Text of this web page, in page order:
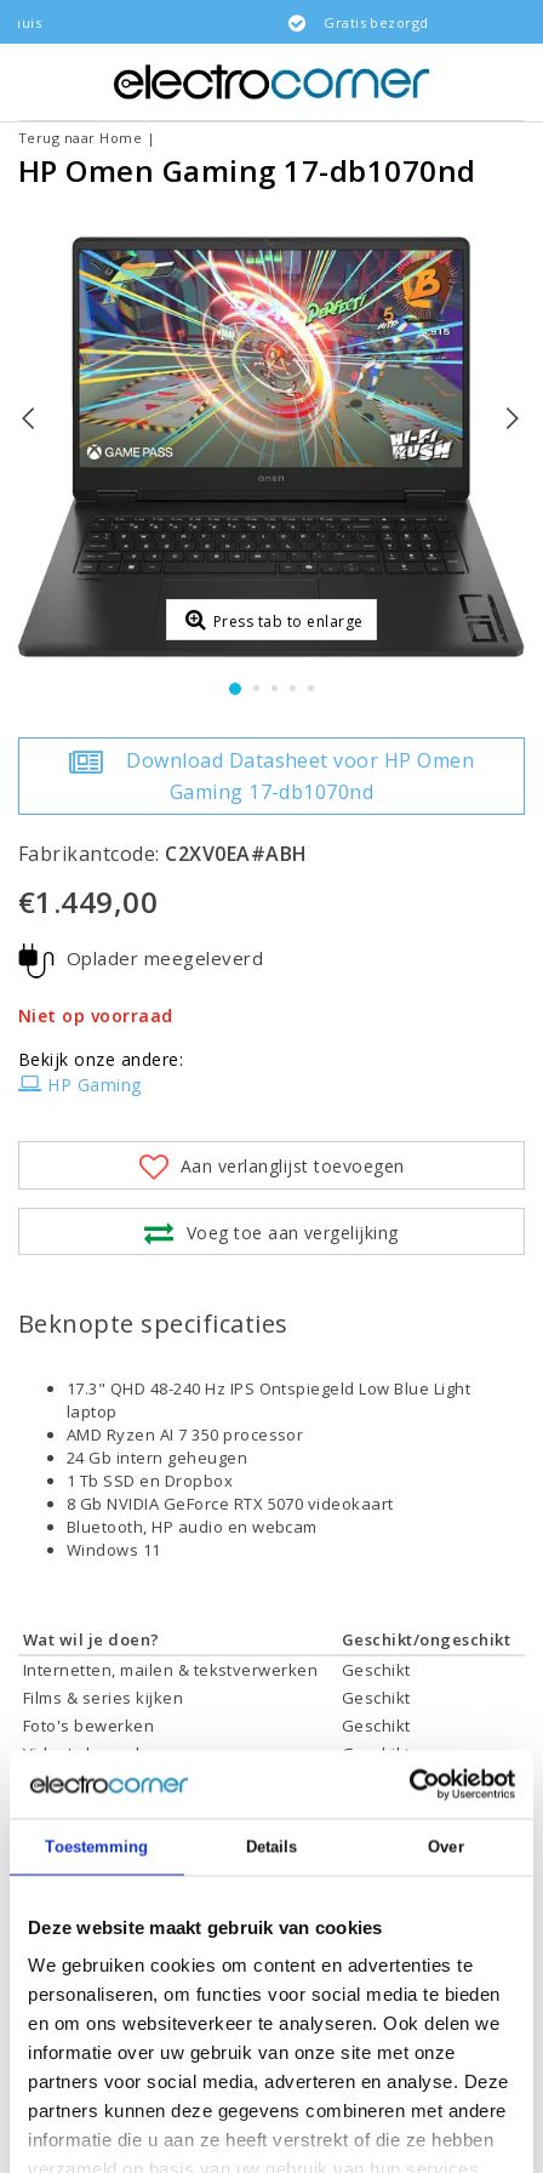
Toestemming Details Over
Deze website maakt gebruik van cookies
We gebruiken cookies om content en advertenties te
personaliseren, om functies voor social media te bieden
en om ons websiteverkeer te analyseren. Ook delen we
informatie over uw gebruik van onze site met onze
partners voor social media, adverteren en analyse. Deze
partners kunnen deze gegevens combineren met andere
informatie die u aan ze heeft verstrekt of die ze hebben
verzameld op basis van uw gebruik van hun services.
Gratis bezorgd
Terug naar Home |
HP Omen Gaming 17-db1070nd
Press tab to enlarge
Download Datasheet voor HP Omen
Gaming 17-db1070nd
Fabrikantcode: C2XV0EA#ABH
€1.449,00
Oplader meegeleverd
Niet op voorraad
Bekijk onze andere:
HP Gaming
Aan verlanglijst toevoegen
Voeg toe aan vergelijking
Beknopte specificaties
17.3" QHD 48-240 Hz IPS Ontspiegeld Low Blue Light
laptop
AMD Ryzen AI 7 350 processor
24 Gb intern geheugen
1 Tb SSD en Dropbox
8 Gb NVIDIA GeForce RTX 5070 videokaart
Bluetooth, HP audio en webcam
Windows 11
Wat wil je doen?
Geschikt/ongeschikt
Internetten, mailen & tekstverwerken
Geschikt
Films & series kijken
Geschikt
Foto's bewerken
Geschikt
Video's bewerken
Geschikt
Gamen
Geschikt *
controleer dit eerst en bepaal daarop uw keuze.
Specificaties
Schermdiagonaal:
17.3 inch (43,9 cm)
Scherm resolutie:
2560 x 1440 (QHD)
Touchscreen:
-
Scherm reflectie:
Ontspiegeld, Low blue light